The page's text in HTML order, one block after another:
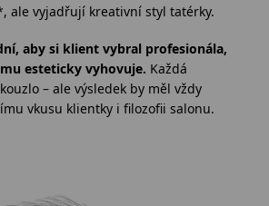
ale vyjadřují kreativní styl tatérky.
aby si klient vybral profesionála,
esteticky vyhovuje. Každá
– ale výsledek by měl vždy
vkusu klientky i filozofii salonu.